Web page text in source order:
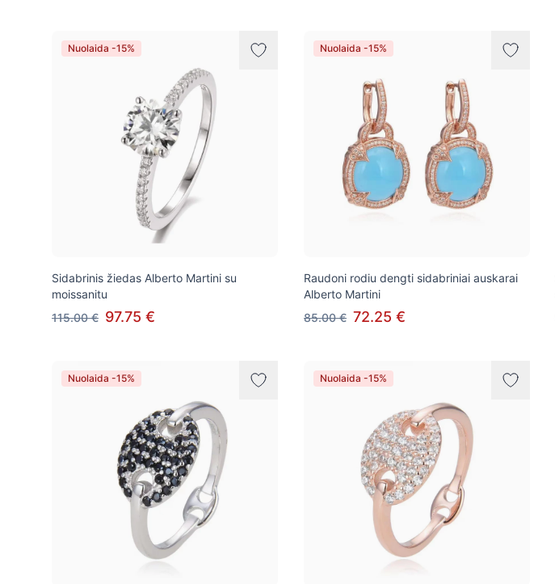
Nuolaida -15%
Sidabrinis žiedas Alberto Martini su
moissanitu
115.00 € 97.75 €
Nuolaida -15%
Raudoni rodiu dengti sidabriniai auskarai
Alberto Martini
85.00 € 72.25 €
Nuolaida -15% Nuolaida -15%